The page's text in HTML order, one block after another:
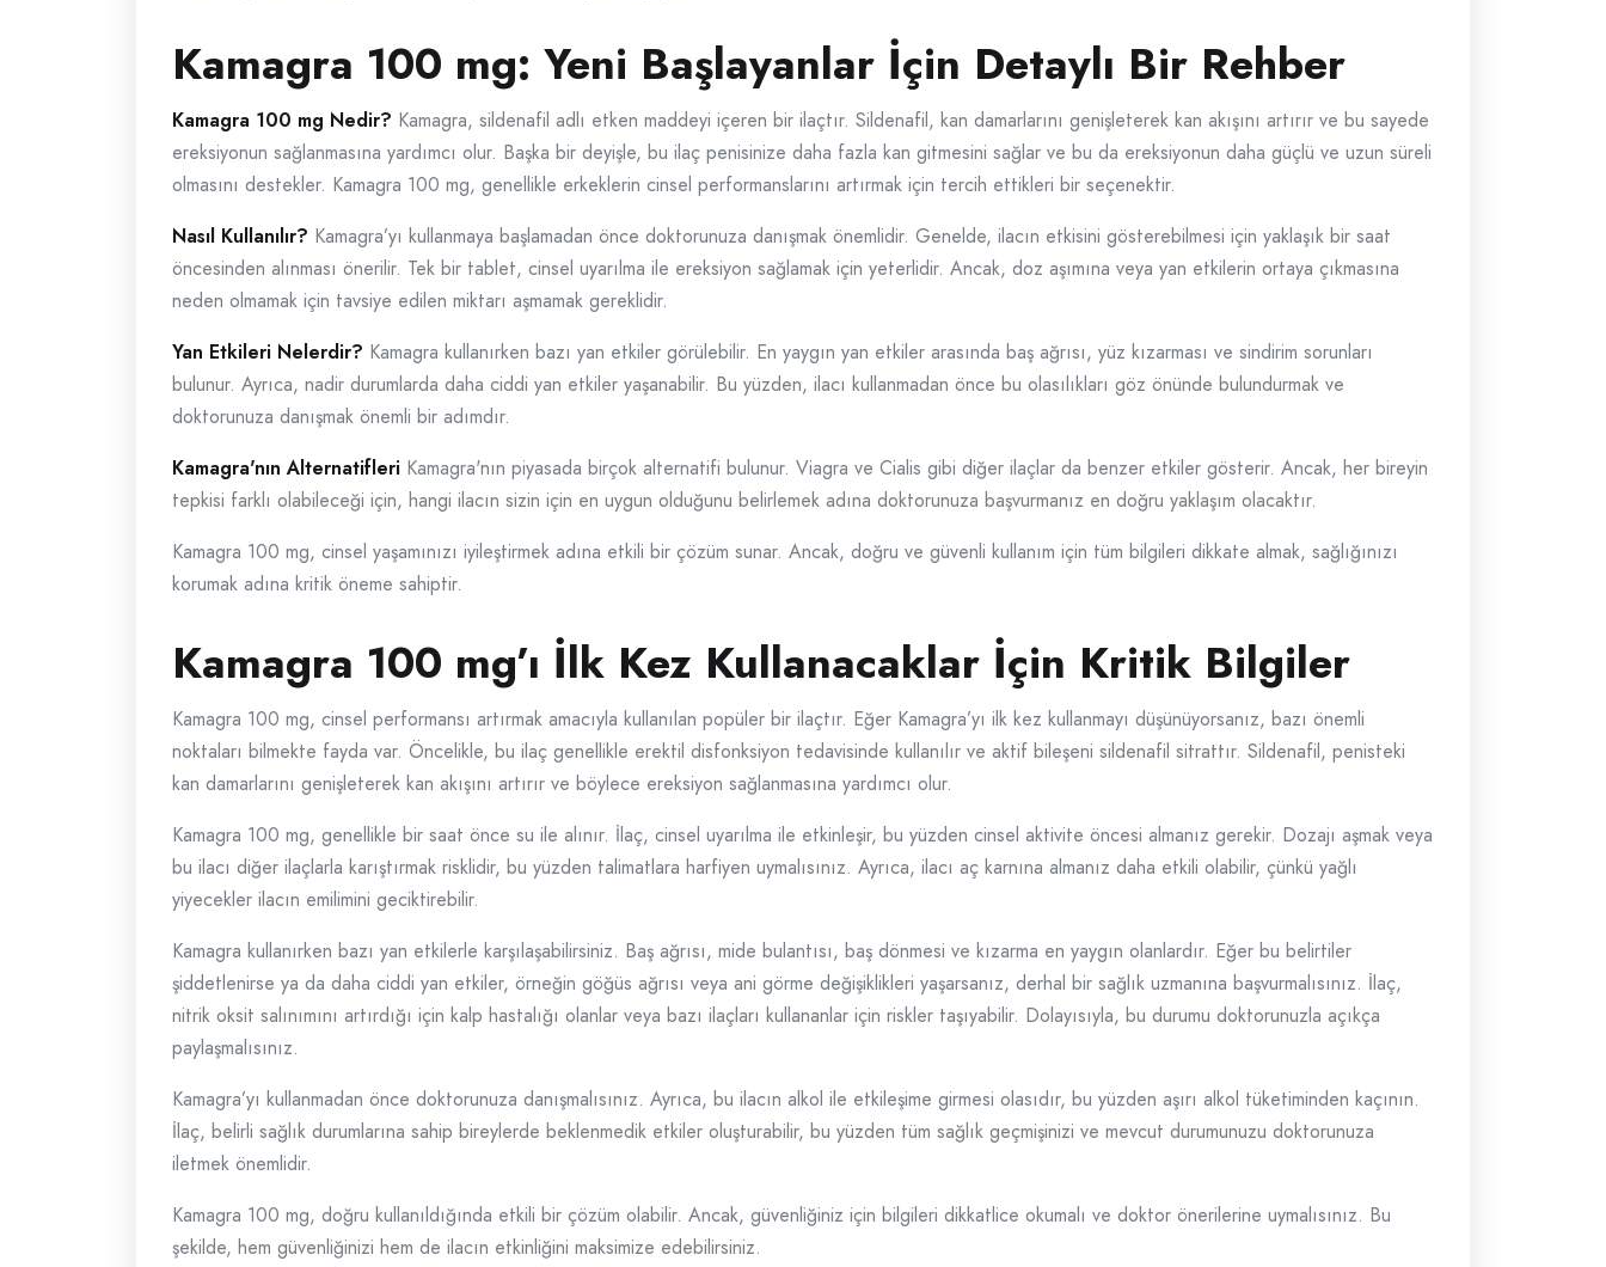
Kamagra 100 mg: Yeni Başlayanlar İçin Detaylı Bir Rehber
Kamagra 100 mg Nedir? Kamagra, sildenafil adlı etken maddeyi içeren bir ilaçtır. Sildenafil, kan damarlarını genişleterek kan akışını artırır ve bu sayede
ereksiyonun sağlanmasına yardımcı olur. Başka bir deyişle, bu ilaç penisinize daha fazla kan gitmesini sağlar ve bu da ereksiyonun daha güçlü ve uzun süreli
olmasını destekler. Kamagra 100 mg, genellikle erkeklerin cinsel performanslarını artırmak için tercih ettikleri bir seçenektir.
Nasıl Kullanılır? Kamagra’yı kullanmaya başlamadan önce doktorunuza danışmak önemlidir. Genelde, ilacın etkisini gösterebilmesi için yaklaşık bir saat
öncesinden alınması önerilir. Tek bir tablet, cinsel uyarılma ile ereksiyon sağlamak için yeterlidir. Ancak, doz aşımına veya yan etkilerin ortaya çıkmasına
neden olmamak için tavsiye edilen miktarı aşmamak gereklidir.
Yan Etkileri Nelerdir? Kamagra kullanırken bazı yan etkiler görülebilir. En yaygın yan etkiler arasında baş ağrısı, yüz kızarması ve sindirim sorunları
bulunur. Ayrıca, nadir durumlarda daha ciddi yan etkiler yaşanabilir. Bu yüzden, ilacı kullanmadan önce bu olasılıkları göz önünde bulundurmak ve
doktorunuza danışmak önemli bir adımdır.
Kamagra'nın Alternatifleri Kamagra'nın piyasada birçok alternatifi bulunur. Viagra ve Cialis gibi diğer ilaçlar da benzer etkiler gösterir. Ancak, her bireyin
tepkisi farklı olabileceği için, hangi ilacın sizin için en uygun olduğunu belirlemek adına doktorunuza başvurmanız en doğru yaklaşım olacaktır.
Kamagra 100 mg, cinsel yaşamınızı iyileştirmek adına etkili bir çözüm sunar. Ancak, doğru ve güvenli kullanım için tüm bilgileri dikkate almak, sağlığınızı
korumak adına kritik öneme sahiptir.
Kamagra 100 mg’ı İlk Kez Kullanacaklar İçin Kritik Bilgiler
Kamagra 100 mg, cinsel performansı artırmak amacıyla kullanılan popüler bir ilaçtır. Eğer Kamagra’yı ilk kez kullanmayı düşünüyorsanız, bazı önemli
noktaları bilmekte fayda var. Öncelikle, bu ilaç genellikle erektil disfonksiyon tedavisinde kullanılır ve aktif bileşeni sildenafil sitrattır. Sildenafil, penisteki
kan damarlarını genişleterek kan akışını artırır ve böylece ereksiyon sağlanmasına yardımcı olur.
Kamagra 100 mg, genellikle bir saat önce su ile alınır. İlaç, cinsel uyarılma ile etkinleşir, bu yüzden cinsel aktivite öncesi almanız gerekir. Dozajı aşmak veya
bu ilacı diğer ilaçlarla karıştırmak risklidir, bu yüzden talimatlara harfiyen uymalısınız. Ayrıca, ilacı aç karnına almanız daha etkili olabilir, çünkü yağlı
yiyecekler ilacın emilimini geciktirebilir.
Kamagra kullanırken bazı yan etkilerle karşılaşabilirsiniz. Baş ağrısı, mide bulantısı, baş dönmesi ve kızarma en yaygın olanlardır. Eğer bu belirtiler
şiddetlenirse ya da daha ciddi yan etkiler, örneğin göğüs ağrısı veya ani görme değişiklikleri yaşarsanız, derhal bir sağlık uzmanına başvurmalısınız. İlaç,
nitrik oksit salınımını artırdığı için kalp hastalığı olanlar veya bazı ilaçları kullananlar için riskler taşıyabilir. Dolayısıyla, bu durumu doktorunuzla açıkça
paylaşmalısınız.
Kamagra’yı kullanmadan önce doktorunuza danışmalısınız. Ayrıca, bu ilacın alkol ile etkileşime girmesi olasıdır, bu yüzden aşırı alkol tüketiminden kaçının.
İlaç, belirli sağlık durumlarına sahip bireylerde beklenmedik etkiler oluşturabilir, bu yüzden tüm sağlık geçmişinizi ve mevcut durumunuzu doktorunuza
iletmek önemlidir.
Kamagra 100 mg, doğru kullanıldığında etkili bir çözüm olabilir. Ancak, güvenliğiniz için bilgileri dikkatlice okumalı ve doktor önerilerine uymalısınız. Bu
şekilde, hem güvenliğinizi hem de ilacın etkinliğini maksimize edebilirsiniz.